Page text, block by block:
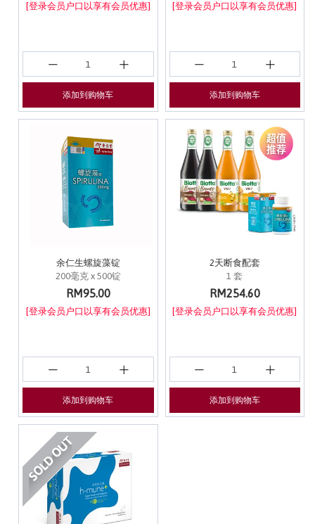
[登录会员户口以享有会员优惠]
添加到购物车
[登录会员户口以享有会员优惠]
添加到购物车
余仁生螺旋藻锭
200毫克 x 500锭
RM95.00
[登录会员户口以享有会员优惠]
添加到购物车
2天断食配套
1 套
RM254.60
[登录会员户口以享有会员优惠]
添加到购物车